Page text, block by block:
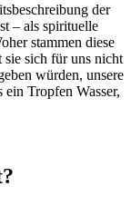
der
– als spirituelle
stammen diese
sie sich für uns nicht
würden, unsere
Tropfen Wasser,